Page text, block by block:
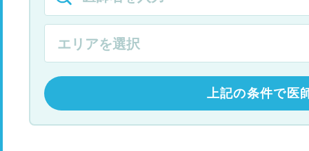
上記の条件で医